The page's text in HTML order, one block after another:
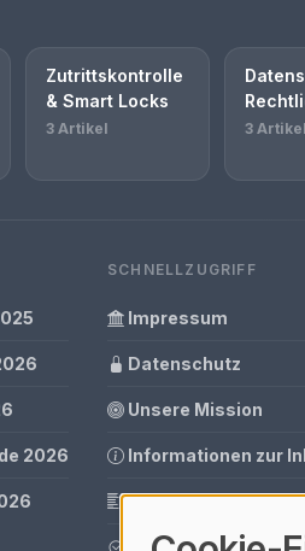
Zutrittskontrolle
& Smart Locks
3 Artikel 3 Artikel
2026
SCHNELLZUGRIFF
Impressum
Datenschutz
Unsere Mission
Informationen zur
Glossar
Ihre